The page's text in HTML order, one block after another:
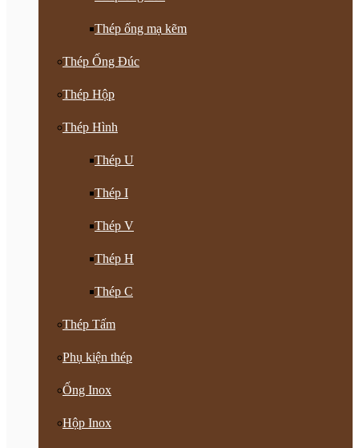
Thép ống mạ kẽm
Thép Ống Đúc
Thép Hộp
Thép Hình
Thép U
Thép I
Thép V
Thép H
Thép C
Thép Tấm
Phụ kiện thép
Ống Inox
Hộp Inox